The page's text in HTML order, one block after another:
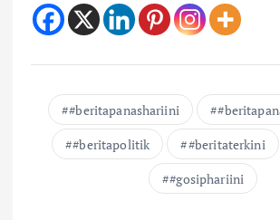
#beritapanashariini
#beritapolitik
#beritaterkini
#gosiphariini